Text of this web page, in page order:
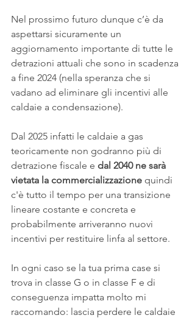
Nel prossimo futuro dunque c’è da
aspettarsi sicuramente un
aggiornamento importante di tutte le
detrazioni attuali che sono in scadenza
a fine 2024 (nella speranza che si
vadano ad eliminare gli incentivi alle
caldaie a condensazione).
Dal 2025 infatti le caldaie a gas
teoricamente non godranno più di
detrazione fiscale e dal 2040 ne sarà
vietata la commercializzazione quindi
c'è tutto il tempo per una transizione
lineare costante e concreta e
probabilmente arriveranno nuovi
incentivi per restituire linfa al settore.
In ogni caso se la tua prima case si
trova in classe G o in classe F e di
conseguenza impatta molto mi
raccomando: lascia perdere le caldaie